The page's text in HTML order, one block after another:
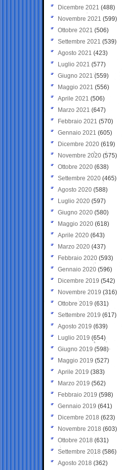
Dicembre 2021 (488)
Novembre 2021 (599)
Ottobre 2021 (506)
Settembre 2021 (539)
Agosto 2021 (423)
Luglio 2021 (577)
Giugno 2021(559)
Maggio 2021 (556)
Aprile 2021 (506)
Marzo 2021 (647)
Febbraio 2021 (570)
Gennaio 2021 (605)
Dicembre 2020 (619)
Novembre 2020 (575)
Ottobre 2020 (638)
Settembre 2020(465)
Agosto 2020 (588)
Luglio 2020 (597)
Giugno 2020 (580)
Maggio 2020 (618)
Aprile 2020 (643)
Marzo 2020 (437)
Febbraio 2020 (593)
Gennaio 2020 (596)
Dicembre 2019 (542)
Novembre 2019 (316)
Ottobre 2019 (631)
Settembre 2019 (617)
Agosto 2019 (639)
Luglio 2019 (654)
Giugno 2019 (598)
Maggio 2019 (527)
Aprile 2019 (383)
Marzo 2019 (562)
Febbraio 2019 (598)
Gennaio 2019 (641)
Dicembre 2018 (623)
Novembre 2018 (603)
Ottobre 2018 (631)
Settembre 2018 (586)
Agosto 2018 (362)